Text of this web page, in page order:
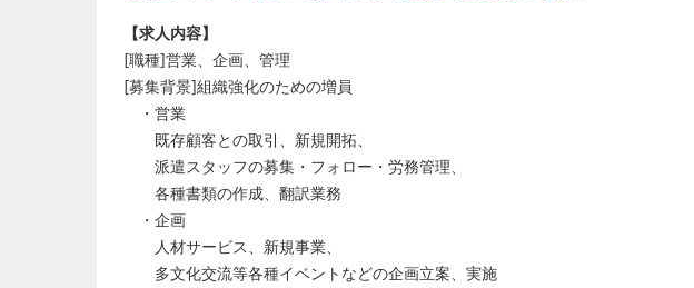
【求人内容】
[職種]営業、企画、管理
[募集背景]組織強化のための増員
・営業
既存顧客との取引、新規開拓、
派遣スタッフの募集・フォロー・労務管理、
各種書類の作成、翻訳業務
・企画
人材サービス、新規事業、
多文化交流等各種イベントなどの企画立案、実施